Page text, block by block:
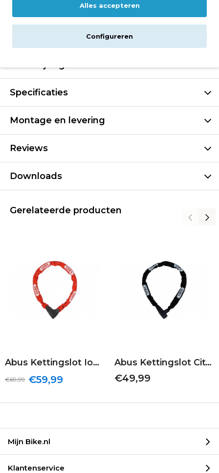
verloop van tijd vervangen worden.
Specificaties
Montage en levering
Reviews
Downloads
Gerelateerde producten
Abus Kettingslot Ionus 8900 | Rood | 110/9
€59,99
€69,99
Abus Kettingslot CityChain 8800 | Zwart | 120/7
€49,99
Mijn Bike.nl
Klantenservice
Alles accepteren
Configureren